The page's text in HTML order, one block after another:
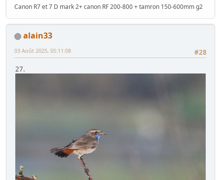
Canon R7 et 7 D mark 2+ canon RF 200-800 + tamron 150-600mm g2
alain33
#28
03 Août 2025, 05:11:08
27.